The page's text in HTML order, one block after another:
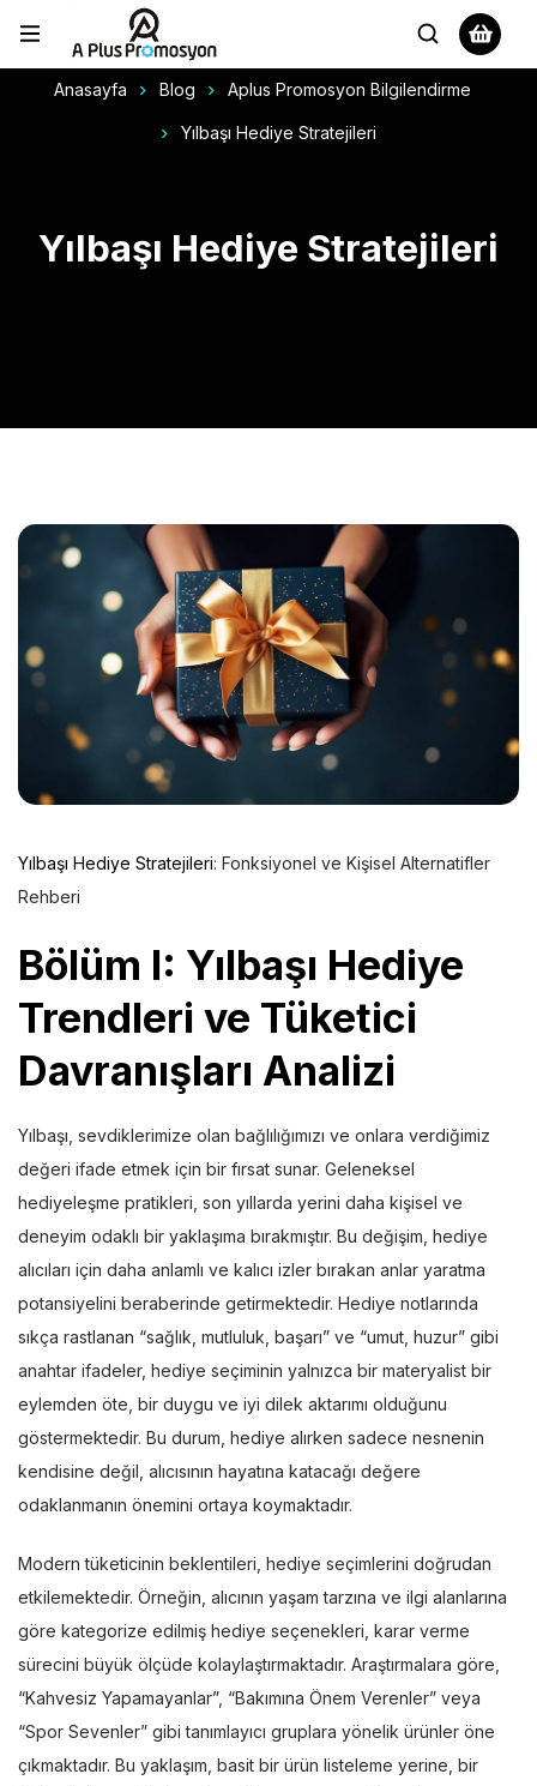
Anasayfa Blog Aplus Promosyon Bilgilendirme
Yılbaşı Hediye Stratejileri
Yılbaşı Hediye Stratejileri
Yılbaşı Hediye Stratejileri: Fonksiyonel ve Kişisel Alternatifler
Rehberi
Bölüm I: Yılbaşı Hediye
Trendleri ve Tüketici
Davranışları Analizi
Yılbaşı, sevdiklerimize olan bağlılığımızı ve onlara verdiğimiz
değeri ifade etmek için bir fırsat sunar. Geleneksel
hediyeleşme pratikleri, son yıllarda yerini daha kişisel ve
deneyim odaklı bir yaklaşıma bırakmıştır. Bu değişim, hediye
alıcıları için daha anlamlı ve kalıcı izler bırakan anlar yaratma
potansiyelini beraberinde getirmektedir. Hediye notlarında
sıkça rastlanan “sağlık, mutluluk, başarı” ve “umut, huzur” gibi
anahtar ifadeler, hediye seçiminin yalnızca bir materyalist bir
eylemden öte, bir duygu ve iyi dilek aktarımı olduğunu
göstermektedir. Bu durum, hediye alırken sadece nesnenin
kendisine değil, alıcısının hayatına katacağı değere
odaklanmanın önemini ortaya koymaktadır.
Modern tüketicinin beklentileri, hediye seçimlerini doğrudan
etkilemektedir. Örneğin, alıcının yaşam tarzına ve ilgi alanlarına
göre kategorize edilmiş hediye seçenekleri, karar verme
sürecini büyük ölçüde kolaylaştırmaktadır. Araştırmalara göre,
“Kahvesiz Yapamayanlar”, “Bakımına Önem Verenler” veya
“Spor Sevenler” gibi tanımlayıcı gruplara yönelik ürünler öne
çıkmaktadır. Bu yaklaşım, basit bir ürün listeleme yerine, bir